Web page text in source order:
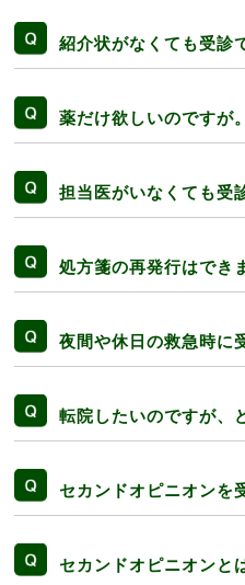
紹介状がなくても受診
薬だけ欲しいのですが。
担当医がいなくても受
処方箋の再発行はでき
夜間や休日の救急時に
転院したいのですが、
セカンドオピニオンを
セカンドオピニオンと